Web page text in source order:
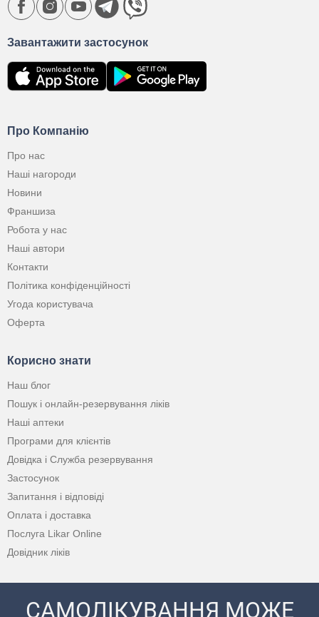
Про Компанію
Про нас
Наші нагороди
Новини
Франшиза
Робота у нас
Наші автори
Контакти
Політика конфіденційності
Угода користувача
Оферта
Корисно знати
Наш блог
Пошук і онлайн-резервування ліків
Наші аптеки
Програми для клієнтів
Довідка і Служба резервування
Застосунок
Запитання і відповіді
Оплата і доставка
Послуга Likar Online
Довідник ліків
Завантажити застосунок
САМОЛІКУВАННЯ МОЖЕ